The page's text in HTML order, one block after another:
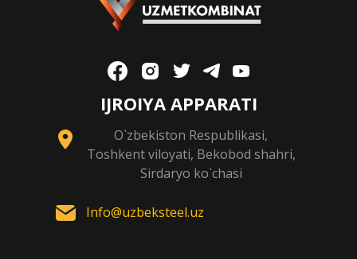
IJROIYA APPARATI
O`zbekiston Respublikasi,
Toshkent viloyati, Bekobod shahri,
Sirdaryo ko`chasi
Info@uzbeksteel.uz